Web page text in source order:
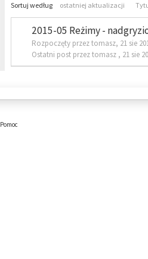
Sortuj według ostatniej aktualizacji
2015-05 Reżimy -
Rozpoczęty przez tomasz, 21 sie
Ostatni post przez tomasz , 21 sie
Pomoc